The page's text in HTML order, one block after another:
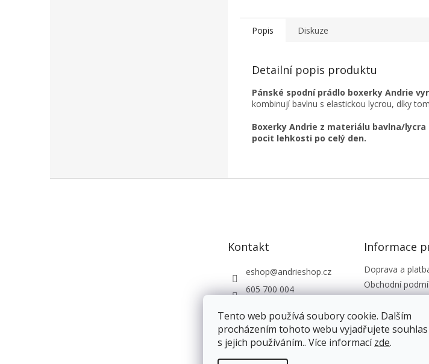
Tento web používá soubory cookie. Dalším
procházením tohoto webu vyjadřujete souhlas
s jejich používáním.. Více informacízde.
Popis Diskuze
Detailní popis produktu
Pánské spodní prádlo boxerky Andrie
kombinují bavlnu s elastickou lycrou, díky
Boxerky Andrie z materiálu bavlna/
pocit lehkosti po celý den.
Kontakt
eshop@andrieshop.cz
605 700 004
Informace
Doprava a
Obchodní
Reklamace,
Kontakty